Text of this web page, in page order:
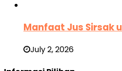
Manfaat Jus Sirsak
July 2, 2026